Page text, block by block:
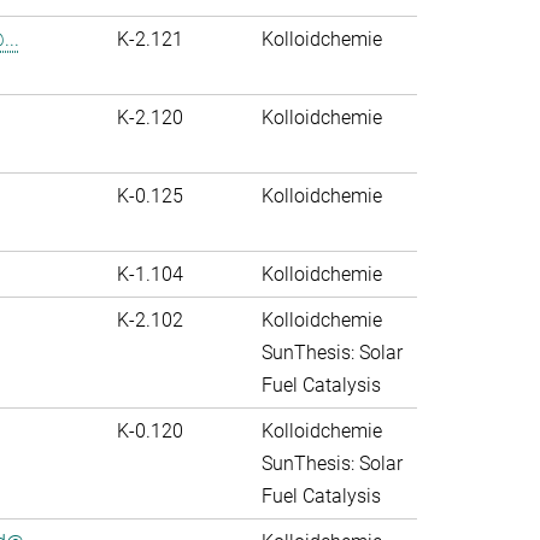
K-2.121 Kolloidchemie
K-2.120 Kolloidchemie
K-0.125 Kolloidchemie
K-1.104
Kolloidchemie
K-2.102
Kolloidchemie
SunThesis: Solar
Fuel Catalysis
K-0.120
Kolloidchemie
SunThesis: Solar
Fuel Catalysis